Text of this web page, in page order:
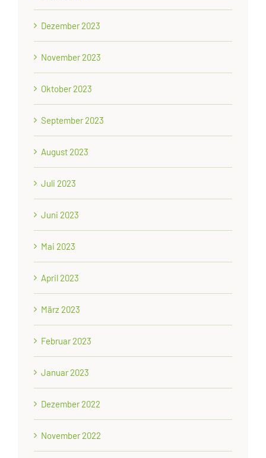
Dezember 2023
November 2023
Oktober 2023
September 2023
August 2023
Juli 2023
Juni 2023
Mai 2023
April 2023
März 2023
Februar 2023
Januar 2023
Dezember 2022
November 2022